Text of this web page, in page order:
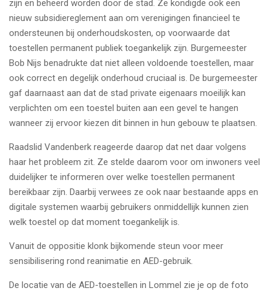
zijn en beheerd worden door de stad. Ze kondigde ook een
nieuw subsidiereglement aan om verenigingen financieel te
ondersteunen bij onderhoudskosten, op voorwaarde dat
toestellen permanent publiek toegankelijk zijn. Burgemeester
Bob Nijs benadrukte dat niet alleen voldoende toestellen, maar
ook correct en degelijk onderhoud cruciaal is. De burgemeester
gaf daarnaast aan dat de stad private eigenaars moeilijk kan
verplichten om een toestel buiten aan een gevel te hangen
wanneer zij ervoor kiezen dit binnen in hun gebouw te plaatsen.
Raadslid Vandenberk reageerde daarop dat net daar volgens
haar het probleem zit. Ze stelde daarom voor om inwoners veel
duidelijker te informeren over welke toestellen permanent
bereikbaar zijn. Daarbij verwees ze ook naar bestaande apps en
digitale systemen waarbij gebruikers onmiddellijk kunnen zien
welk toestel op dat moment toegankelijk is.
Vanuit de oppositie klonk bijkomende steun voor meer
sensibilisering rond reanimatie en AED-gebruik.
De locatie van de AED-toestellen in Lommel zie je op de foto